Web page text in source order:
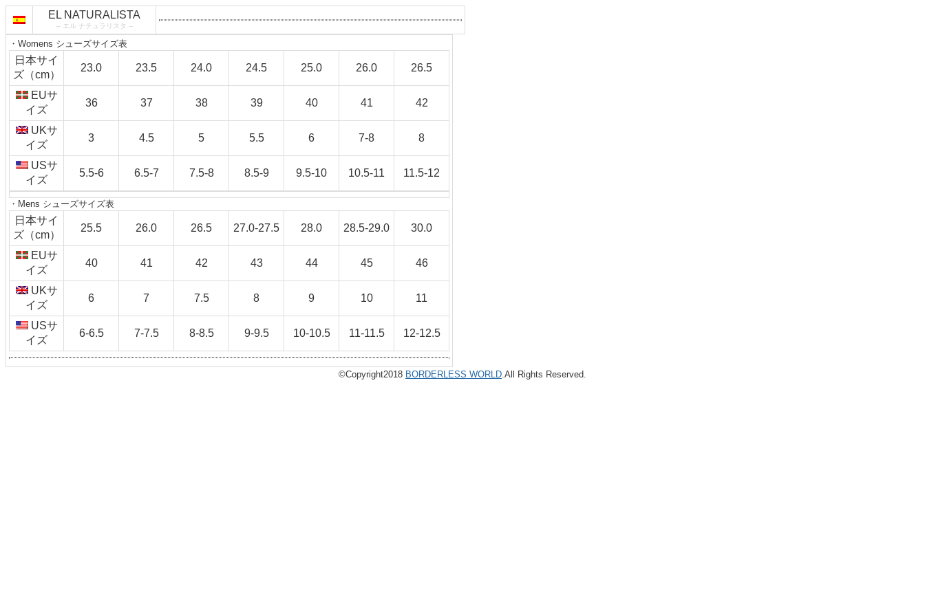
EL NATURALISTA
-- エル ナチュラリスタ --
・Womens シューズサイズ表
日本サイ
ズ（cm）
23.0 23.5 24.0 24.5 25.0 26.0 26.5
EUサ
イズ
36 37 38 39 40 41 42
UKサ
イズ
3 4.5 5 5.5 6 7-8 8
USサ
イズ
5.5-6 6.5-7 7.5-8 8.5-9 9.5-10 10.5-11 11.5-12
・Mens シューズサイズ表
日本サイ
ズ（cm）
25.5 26.0 26.5 27.0-27.5 28.0 28.5-29.0 30.0
EUサ
イズ
40 41 42 43 44 45 46
UKサ
イズ
6 7 7.5 8 9 10 11
USサ
イズ
6-6.5 7-7.5 8-8.5 9-9.5 10-10.5 11-11.5 12-12.5
©Copyright2018 BORDERLESS WORLD.All Rights Reserved.